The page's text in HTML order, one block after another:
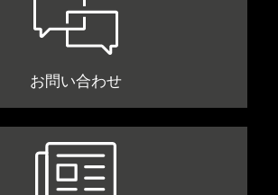
お問い合わせ